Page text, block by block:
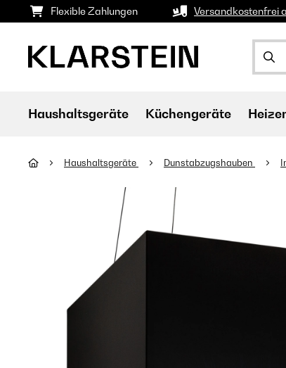
Flexible Zahlungen Versandkostenfrei
Haushaltsgeräte Küchengeräte
Haushaltsgeräte Dunstabzugshauben